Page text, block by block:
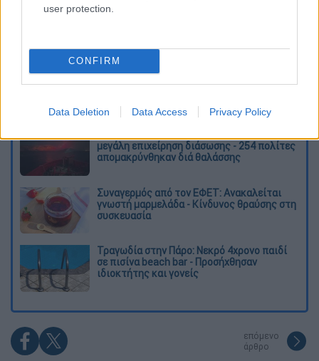
user protection.
CONFIRM
Data Deletion Data Access Privacy Policy
Διαβάστε ακόμη
Θρήνος για τον Λιονέλ Μέσι: Πέθανε στα 68
του χρόνια ο πατέρας του, Χόρχε
μεγάλη επιχείρηση διάσωσης - 254 πολίτες
απομακρύνθηκαν διά θαλάσσης
Συναγερμός από τον ΕΦΕΤ: Ανακαλείται
γνωστή μαρμελάδα - Κίνδυνος θραύσης στη
συσκευασία
Τραγωδία στην Πάρο: Νεκρό 4χρονο παιδί
σε πισίνα beach bar - Προσήχθησαν
ιδιοκτήτης και γονείς
επόμενο
άρθρο